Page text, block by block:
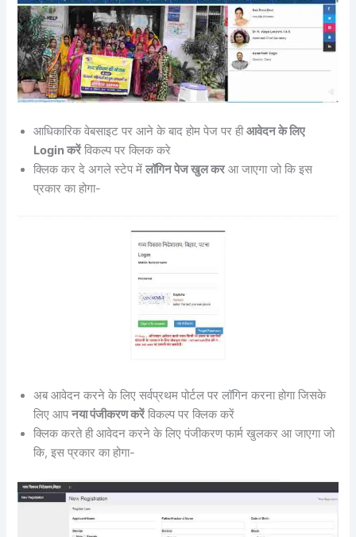
आधिकारिक वेबसाइट पर आने के बाद होम पेज पर हीआवेदन के लिए
Login करेंविकल्प पर क्लिक करे
क्लिक कर दे अगले स्टेप मेंलॉगिन पेज खुल करआ जाएगा जो कि इस
प्रकार का होगा-
अब आवेदन करने के लिए सर्वप्रथम पोर्टल पर लॉगिन करना होगा जिसके
लिए आपनया पंजीकरण करेंविकल्प पर क्लिक करें
क्लिक करते ही आवेदन करने के लिए पंजीकरण फार्म खुलकर आ जाएगा जो
कि, इस प्रकार का होगा-